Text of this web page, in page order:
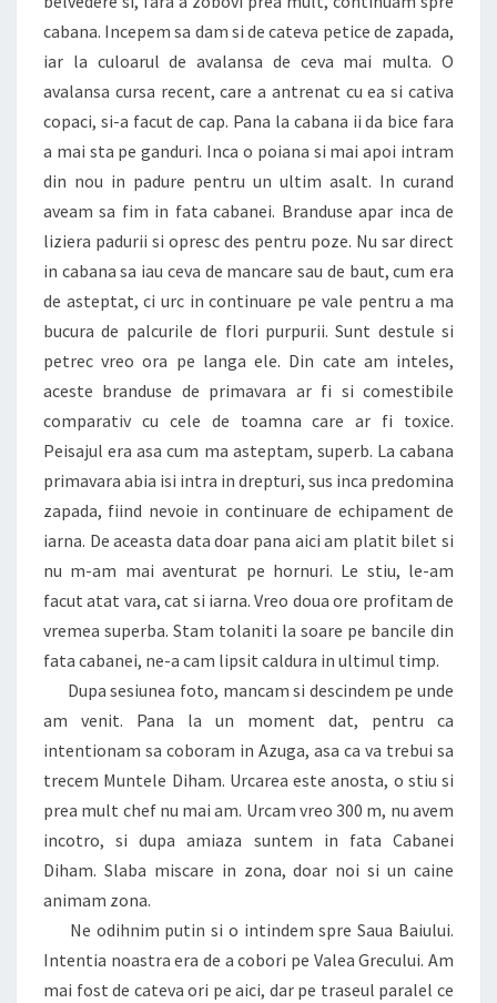
cabana. Incepem sa dam si de cateva petice de zapada,
iar la culoarul de avalansa de ceva mai multa. O
avalansa cursa recent, care a antrenat cu ea si cativa
copaci, si-a facut de cap. Pana la cabana ii da bice fara
a mai sta pe ganduri. Inca o poiana si mai apoi intram
din nou in padure pentru un ultim asalt. In curand
aveam sa fim in fata cabanei. Branduse apar inca de
liziera padurii si opresc des pentru poze. Nu sar direct
in cabana sa iau ceva de mancare sau de baut, cum era
de asteptat, ci urc in continuare pe vale pentru a ma
bucura de palcurile de flori purpurii. Sunt destule si
petrec vreo ora pe langa ele. Din cate am inteles,
aceste branduse de primavara ar fi si comestibile
comparativ cu cele de toamna care ar fi toxice.
Peisajul era asa cum ma asteptam, superb. La cabana
primavara abia isi intra in drepturi, sus inca predomina
zapada, fiind nevoie in continuare de echipament de
iarna. De aceasta data doar pana aici am platit bilet si
nu m-am mai aventurat pe hornuri. Le stiu, le-am
facut atat vara, cat si iarna. Vreo doua ore profitam de
vremea superba. Stam tolaniti la soare pe bancile din
fata cabanei, ne-a cam lipsit caldura in ultimul timp.
Dupa sesiunea foto, mancam si descindem pe unde
am venit. Pana la un moment dat, pentru ca
intentionam sa coboram in Azuga, asa ca va trebui sa
trecem Muntele Diham. Urcarea este anosta, o stiu si
prea mult chef nu mai am. Urcam vreo 300 m, nu avem
incotro, si dupa amiaza suntem in fata Cabanei
Diham. Slaba miscare in zona, doar noi si un caine
animam zona.
Ne odihnim putin si o intindem spre Saua Baiului.
Intentia noastra era de a cobori pe Valea Grecului. Am
mai fost de cateva ori pe aici, dar pe traseul paralel ce